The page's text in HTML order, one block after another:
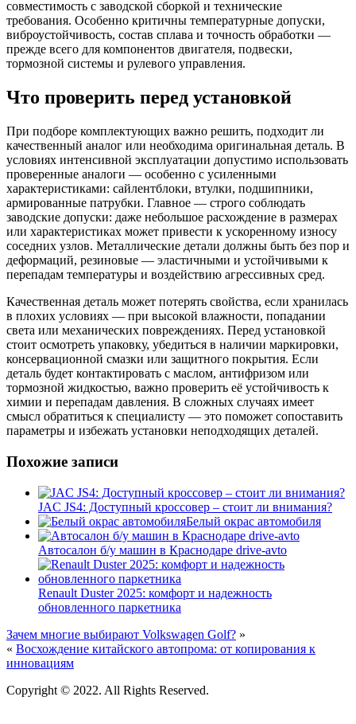
совместимость с заводской сборкой и технические
требования. Особенно критичны температурные допуски,
виброустойчивость, состав сплава и точность обработки —
прежде всего для компонентов двигателя, подвески,
тормозной системы и рулевого управления.
Что проверить перед установкой
При подборе комплектующих важно решить, подходит ли
качественный аналог или необходима оригинальная деталь. В
условиях интенсивной эксплуатации допустимо использовать
проверенные аналоги — особенно с усиленными
характеристиками: сайлентблоки, втулки, подшипники,
армированные патрубки. Главное — строго соблюдать
заводские допуски: даже небольшое расхождение в размерах
или характеристиках может привести к ускоренному износу
соседних узлов. Металлические детали должны быть без пор и
деформаций, резиновые — эластичными и устойчивыми к
перепадам температуры и воздействию агрессивных сред.
Качественная деталь может потерять свойства, если хранилась
в плохих условиях — при высокой влажности, попадании
света или механических повреждениях. Перед установкой
стоит осмотреть упаковку, убедиться в наличии маркировки,
консервационной смазки или защитного покрытия. Если
деталь будет контактировать с маслом, антифризом или
тормозной жидкостью, важно проверить её устойчивость к
химии и перепадам давления. В сложных случаях имеет
смысл обратиться к специалисту — это поможет сопоставить
параметры и избежать установки неподходящих деталей.
Похожие записи
JAC JS4: Доступный кроссовер – стоит ли внимания?
Белый окрас автомобиля
Автосалон б/у машин в Краснодаре drive-avto
Renault Duster 2025: комфорт и надежность
обновленного паркетника
Зачем многие выбирают Volkswagen Golf? »
« Восхождение китайского автопрома: от копирования к
инновациям
Copyright © 2022. All Rights Reserved.